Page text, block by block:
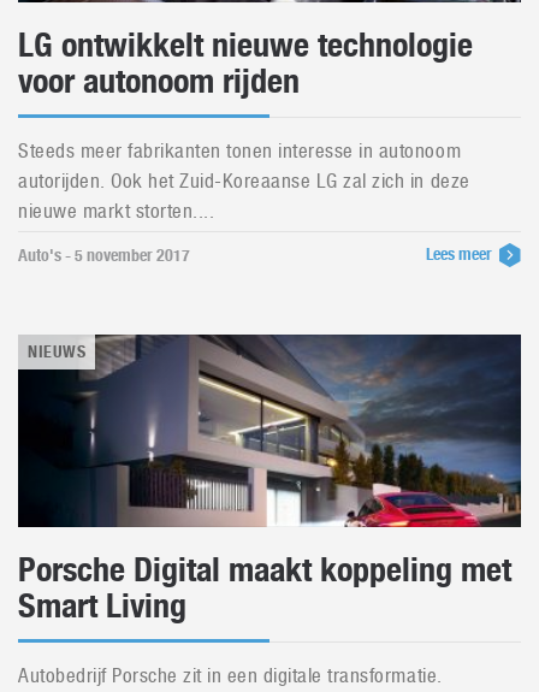
LG ontwikkelt nieuwe technologie
voor autonoom rijden
Steeds meer fabrikanten tonen interesse in autonoom
autorijden. Ook het Zuid-Koreaanse LG zal zich in deze
nieuwe markt storten....
Auto's - 5 november 2017 Lees meer
NIEUWS
Porsche Digital maakt koppeling met
Smart Living
Autobedrijf Porsche zit in een digitale transformatie.